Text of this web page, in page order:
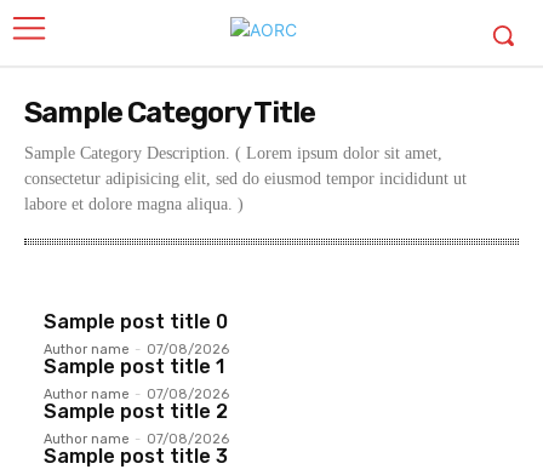
Sample Category Title
Sample Category Description. ( Lorem ipsum dolor sit amet,
consectetur adipisicing elit, sed do eiusmod tempor incididunt ut
labore et dolore magna aliqua. )
Sample post title 0
Author name - 07/08/2026
Sample post title 1
Author name - 07/08/2026
Sample post title 2
Author name - 07/08/2026
Sample post title 3